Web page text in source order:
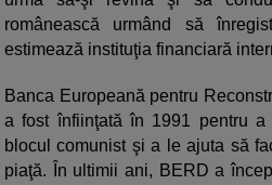
românească urmând să
estimează instituţia financiară
Banca Europeană pentru
a fost înfiinţată în 1991 pentru
blocul comunist şi a le ajuta să
piaţă. În ultimii ani, BERD a